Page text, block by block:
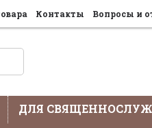
Контакты Вопросы и
ДЛЯ